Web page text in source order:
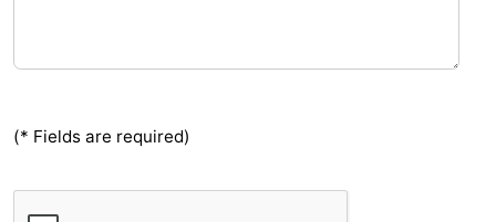
(* Fields are required)